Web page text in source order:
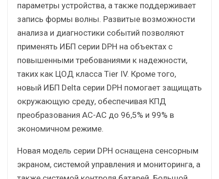
параметры устройства, а также поддерживает
запись формы волны. Развитые возможности
анализа и диагностики событий позволяют
применять ИБП серии DPH на объектах с
повышенными требованиями к надежности,
таких как ЦОД класса Tier IV. Кроме того,
новый ИБП Delta серии DPH помогает защищать
окружающую среду, обеспечивая КПД
преобразования AC-AC до 96,5% и 99% в
экономичном режиме.
Новая модель серии DPH оснащена сенсорным
экраном, системой управления и мониторинга, а